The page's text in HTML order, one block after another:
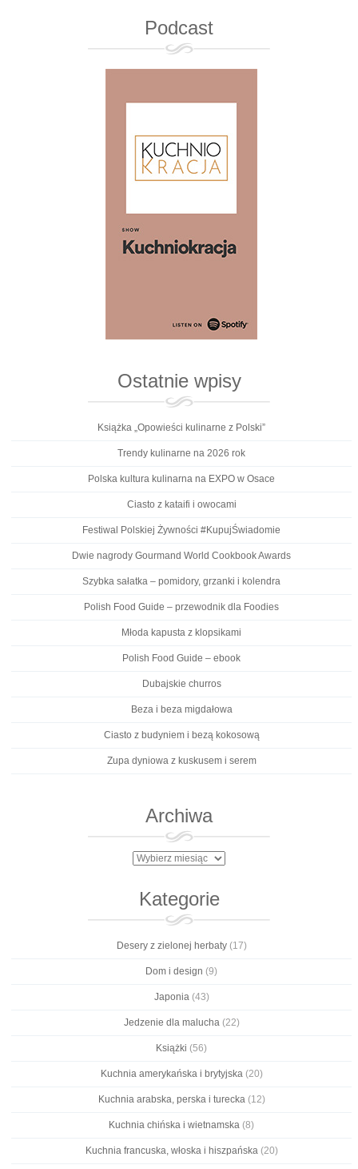
Podcast
Ostatnie wpisy
Książka „Opowieści kulinarne z Polski”
Trendy kulinarne na 2026 rok
Polska kultura kulinarna na EXPO w Osace
Ciasto z kataifi i owocami
Festiwal Polskiej Żywności #KupujŚwiadomie
Dwie nagrody Gourmand World Cookbook Awards
Szybka sałatka – pomidory, grzanki i kolendra
Polish Food Guide – przewodnik dla Foodies
Młoda kapusta z klopsikami
Polish Food Guide – ebook
Dubajskie churros
Beza i beza migdałowa
Ciasto z budyniem i bezą kokosową
Zupa dyniowa z kuskusem i serem
Archiwa
Archiwa
Kategorie
Desery z zielonej herbaty(17)
Dom i design (9)
Japonia(43)
Jedzenie dla malucha(22)
Książki (56)
Kuchnia amerykańska i brytyjska(20)
Kuchnia arabska, perska i turecka(12)
Kuchnia chińska i wietnamska (8)
Kuchnia francuska, włoska i hiszpańska(20)